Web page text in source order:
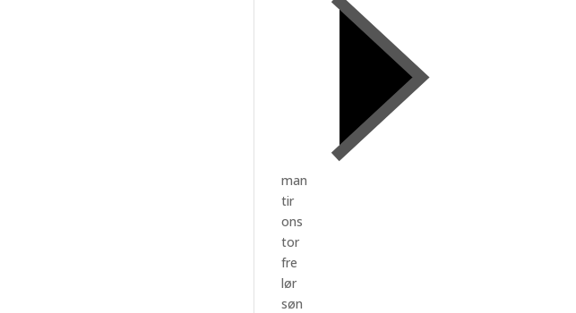
man
tir
ons
tor
fre
lør
søn